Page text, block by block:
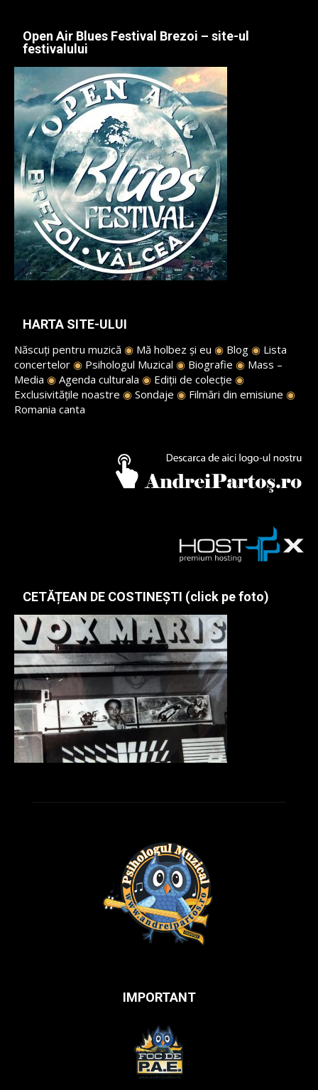
Open Air Blues Festival Brezoi – site-ul
festivalului
HARTA SITE-ULUI
Născuți pentru muzică ◉ Mă holbez și eu ◉ Blog ◉ Lista
concertelor ◉ Psihologul Muzical ◉ Biografie ◉ Mass –
Media ◉ Agenda culturala ◉ Ediții de colecție ◉
Exclusivitățile noastre ◉ Sondaje ◉ Filmări din emisiune ◉
Romania canta
CETĂȚEAN DE COSTINEȘTI (click pe foto)
IMPORTANT